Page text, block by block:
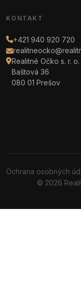
KONTAKT
+421 940 920 720
Realitné Očko s. r. o.
Baštová 36
080 01 Prešov
Ochrana osobných
© 2026